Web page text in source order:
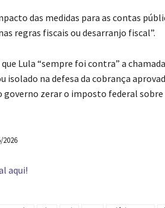
das medidas para as contas
regras fiscais ou desarranjo fiscal”.
Lula “sempre foi contra” a
isolado na defesa da cobrança
governo zerar o imposto federal
aqui!